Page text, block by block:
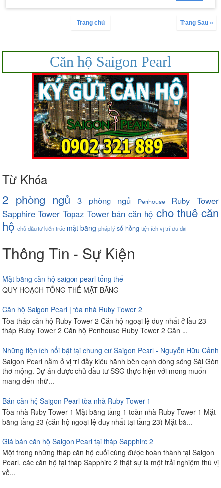
Trang Sau »
Trang chủ
Căn hộ Saigon Pearl
Từ Khóa
2 phòng ngủ 3 phòng ngủ Penhouse
Ruby Tower
Sapphire Tower Topaz Tower bán căn hộ cho thuê căn
hộ chủ đầu tưkiến trúc mặt bằng pháp lýsổ hồng tiện íchvị tríưu đãi
Thông Tin - Sự Kiện
Mặt bằng căn hộ saigon pearl tổng thể
QUY HOẠCH TỔNG THỂ MẶT BẰNG
Căn hộ Saigon Pearl | tòa nhà Ruby Tower 2
Tòa tháp căn hộ Ruby Tower 2 Căn hộ ngoại lệ duy nhất ở lầu 23
tháp Ruby Tower 2 Căn hộ Penhouse Ruby Tower 2 Căn ...
Những tiện ích nổi bật tại chung cư Saigon Pearl - Nguyễn Hữu Cảnh
Saigon Pearl nằm ở vị trí đầy kiêu hãnh bên cạnh dòng sông Sài Gòn
thơ mộng. Dự án được chủ đầu tư SSG thực hiện với mong muốn
mang đến nhữ...
Bán căn hộ Saigon Pearl tòa nhà Ruby Tower 1
Tòa nhà Ruby Tower 1 Mặt bằng tầng 1 toàn nhà Ruby Tower 1 Mặt
bằng tầng 23 (căn hộ ngoại lệ duy nhất tại tầng 23) Mặt bằ...
Giá bán căn hộ Saigon Pearl tại tháp Sapphire 2
Một trong những tháp căn hộ cuối cùng được hoàn thành tại Saigon
Pearl, các căn hộ tại tháp Sapphire 2 thật sự là một trải nghiệm thú vị
về...